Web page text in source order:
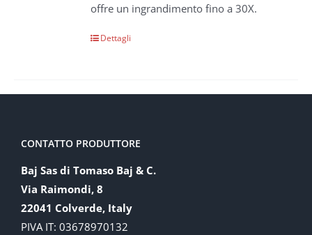
offre un ingrandimento fino a 30X.
Dettagli
CONTATTO PRODUTTORE
Baj Sas di Tomaso Baj & C.
Via Raimondi, 8
22041 Colverde, Italy
PIVA IT: 03678970132